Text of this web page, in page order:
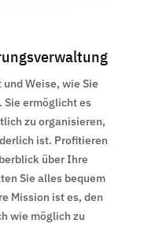
Weise, wie Sie
. Sie ermöglicht es
zu organisieren,
ist. Profitieren
über Ihre
Sie alles bequem
Mission ist es, den
wie möglich zu